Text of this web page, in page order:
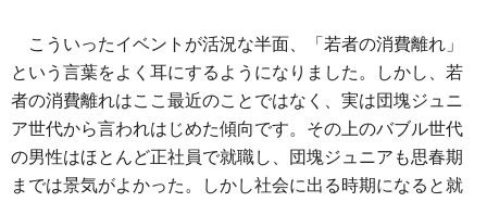
こういったイベントが活況な半面、「若者の消費離れ」
という言葉をよく耳にするようになりました。しかし、若
者の消費離れはここ最近のことではなく、実は団塊ジュニ
ア世代から言われはじめた傾向です。その上のバブル世代
の男性はほとんど正社員で就職し、団塊ジュニアも思春期
までは景気がよかった。しかし社会に出る時期になると就